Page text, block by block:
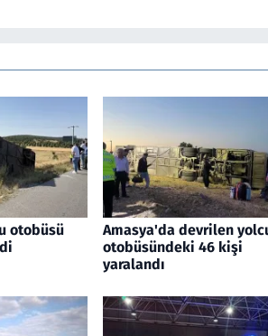
otobüsü
Amasya'da devrilen
otobüsündeki 46 kişi
yaralandı